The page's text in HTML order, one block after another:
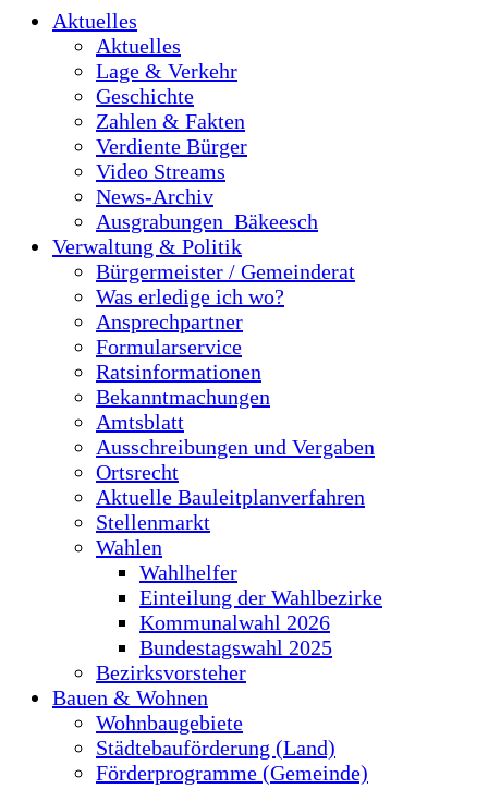
Aktuelles
Aktuelles
Lage & Verkehr
Geschichte
Zahlen & Fakten
Verdiente Bürger
Video Streams
News-Archiv
Ausgrabungen_Bäkeesch
Verwaltung & Politik
Bürgermeister / Gemeinderat
Was erledige ich wo?
Ansprechpartner
Formularservice
Ratsinformationen
Bekanntmachungen
Amtsblatt
Ausschreibungen und Vergaben
Ortsrecht
Aktuelle Bauleitplanverfahren
Stellenmarkt
Wahlen
Wahlhelfer
Einteilung der Wahlbezirke
Kommunalwahl 2026
Bundestagswahl 2025
Bezirksvorsteher
Bauen & Wohnen
Wohnbaugebiete
Städtebauförderung (Land)
Förderprogramme (Gemeinde)